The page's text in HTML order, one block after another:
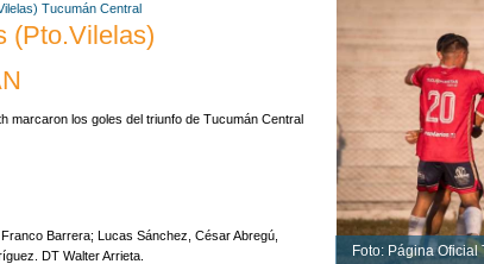
Tucumán Central
(Pto.Vilelas)
marcaron los goles del triunfo de Tucumán Central
Barrera; Lucas Sánchez, César Abregú,
DT Walter Arrieta.
Foto: Página Oficial